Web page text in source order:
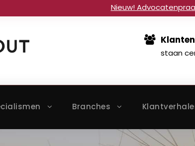
Nieuw!
Klanten
staan
Branches